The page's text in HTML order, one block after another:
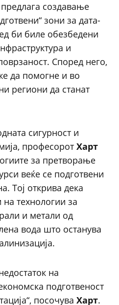
предлага создавање
зони за дата-
би биле обезбедени
и
Според него,
да помогне и во
региони да станат
сигурност и
професорот Харт
за претворање
веќе се подготвени
Тој открива дека
технологии за
и метали од
вода што останува
на
подготвеност
посочува Харт.